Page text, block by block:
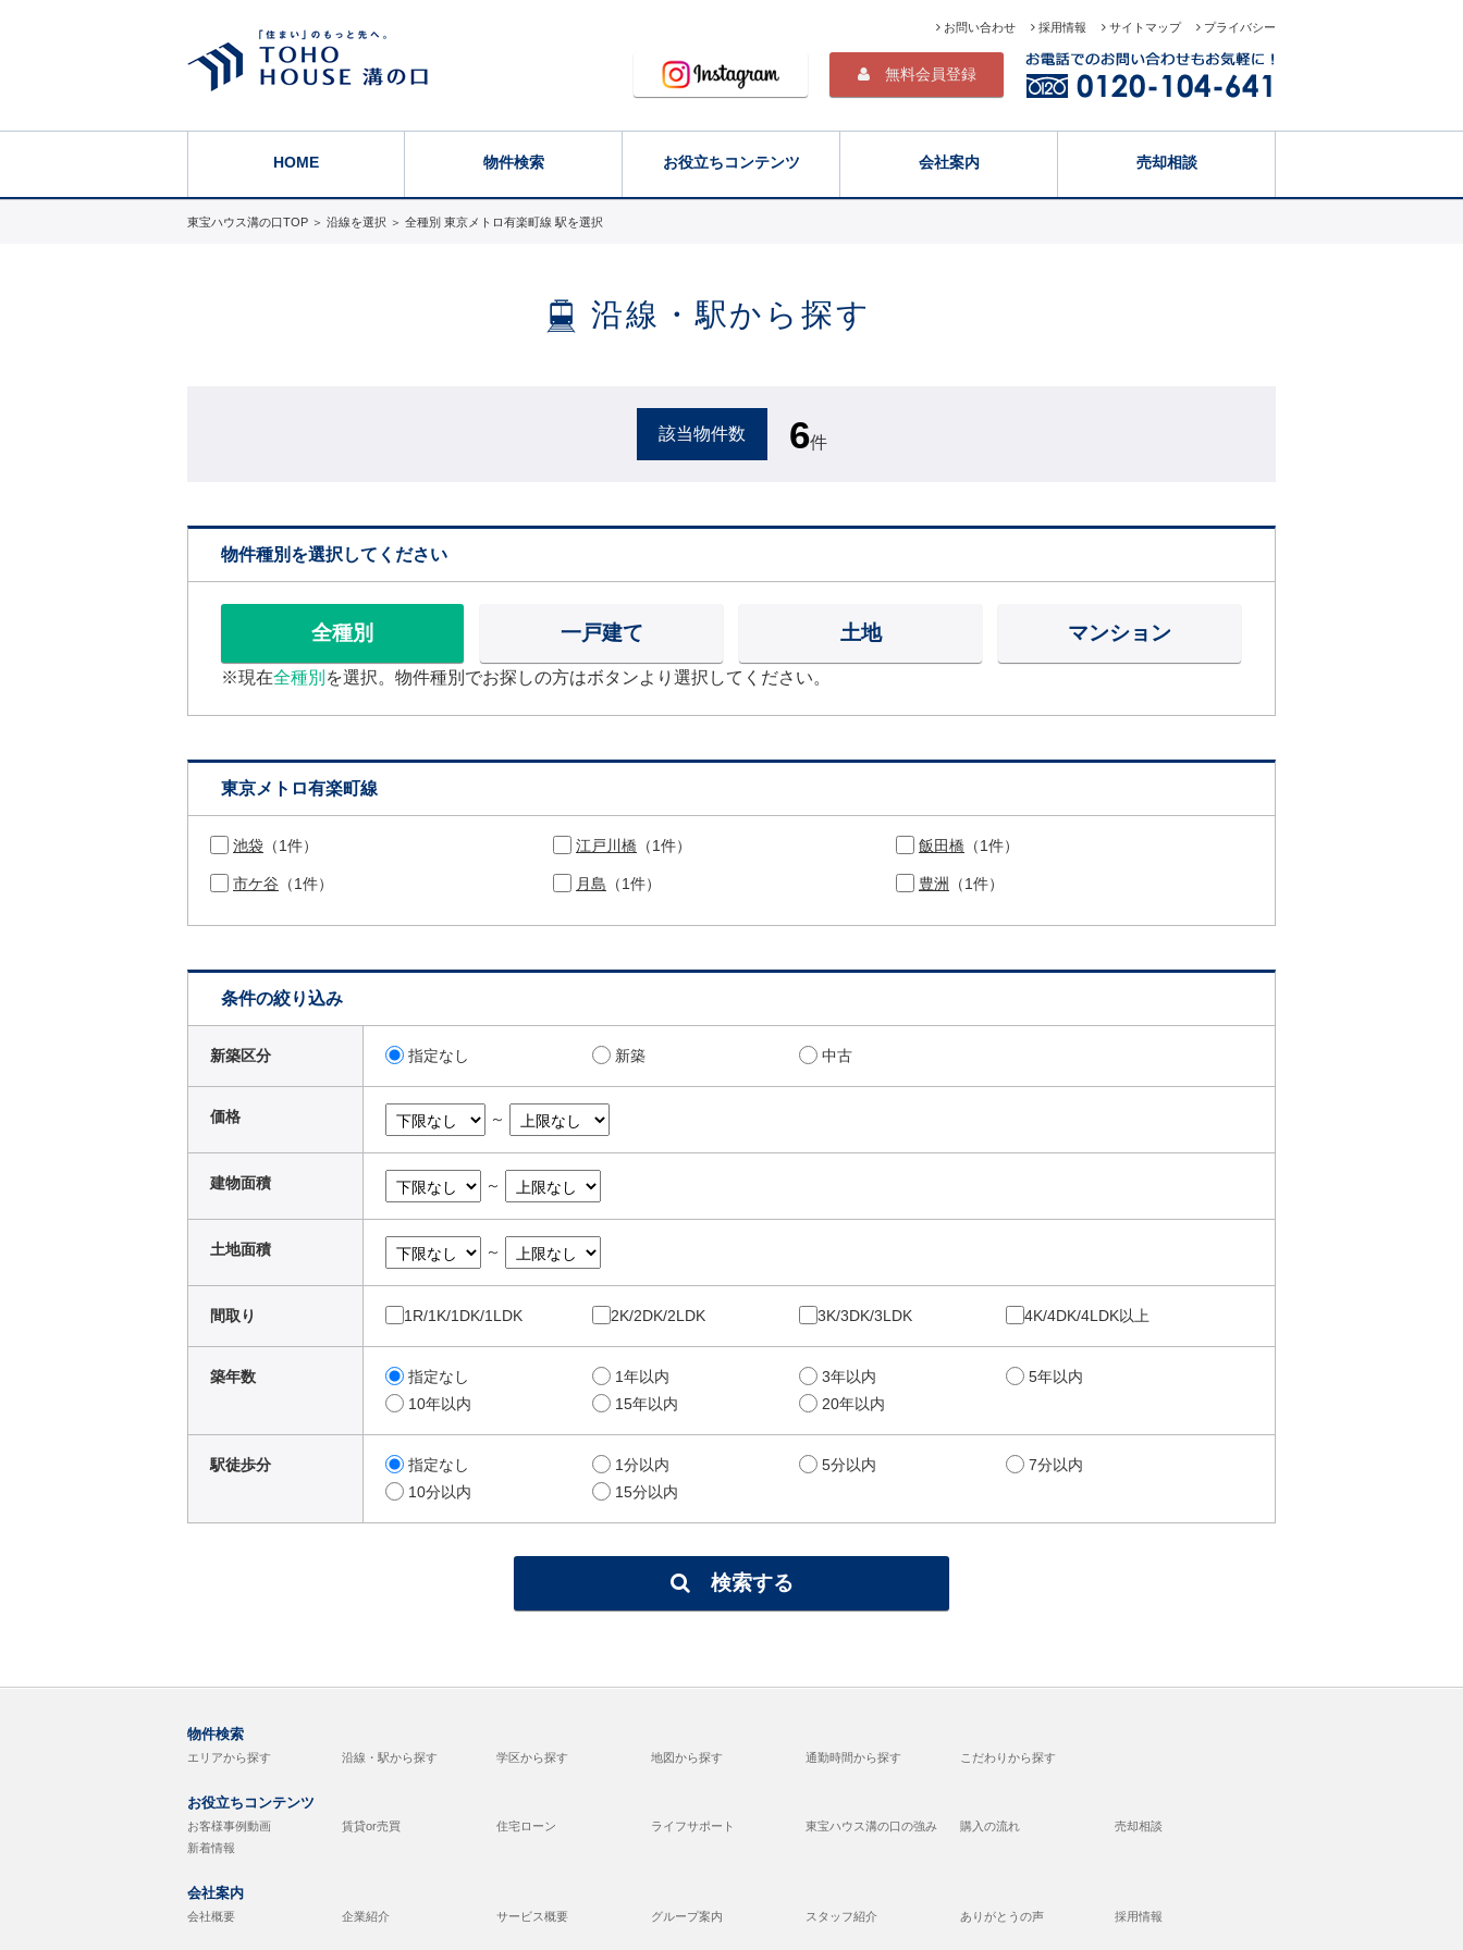
無料会員登録
お問い合わせ 採用情報 サイトマップ プライバシー
HOME 物件検索 お役立ちコンテンツ 会社案内 売却相談
東宝ハウス溝の口TOP ＞ 沿線を選択 ＞ 全種別 東京メトロ有楽町線 駅を選択
沿線・駅から探す
該当物件数 6件
物件種別を選択してください
全種別 一戸建て 土地 マンション
※現在全種別 を選択。物件種別でお探しの方はボタンより選択してください。
東京メトロ有楽町線
池袋 （1件） 江戸川橋 （1件） 飯田橋 （1件）
市ケ谷 （1件） 月島 （1件） 豊洲 （1件）
条件の絞り込み
新築区分 指定なし 新築 中古
価格 ～
建物面積 ～
土地面積 ～
間取り 1R/1K/1DK/1LDK 2K/2DK/2LDK 3K/3DK/3LDK 4K/4DK/4LDK以上
築年数 指定なし 1年以内 3年以内
5年以内
10年以内
15年以内 20年以内
駅徒歩分 指定なし 1分以内 5分以内
7分以内
10分以内
15分以内
検索する
物件検索
エリアから探す 沿線・駅から探す 学区から探す 地図から探す 通勤時間から探す こだわりから探す
お役立ちコンテンツ
お客様事例動画 賃貸or売買 住宅ローン ライフサポート 東宝ハウス溝の口の強み 購入の流れ
売却相談
新着情報
会社案内
会社概要 企業紹介 サービス概要 グループ案内 スタッフ紹介 ありがとうの声 採用情報